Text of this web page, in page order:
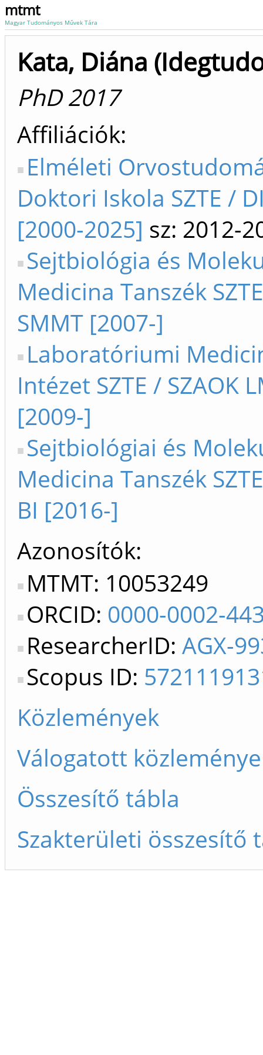
mtmt
Magyar Tudományos Művek Tára
Kata, Diána
PhD 2017
Affiliációk
Elméleti
Doktori Iskola SZTE /
[2000-2025] sz: 2012-
Sejtbiológia és
Medicina Tanszék
SMMT [2007-]
Laboratóriumi
Intézet SZTE / SZAOK
[2009-]
Sejtbiológiai és
Medicina Tanszék
BI [2016-]
Azonosítók
MTMT: 10053249
ORCID: 0000-0002-
ResearcherID: AGX-
Scopus ID:
Közlemények
Válogatott
Összesítő tábla
Szakterületi összesítő